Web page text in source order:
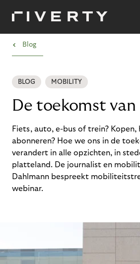
› Blog
BLOG MOBILITY
De toekomst
Fiets, auto, e-bus of trein? Kopen,
abonneren? Hoe we ons in de
verandert in alle opzichten, in
platteland. De journalist en
Dahlmann bespreekt
webinar.